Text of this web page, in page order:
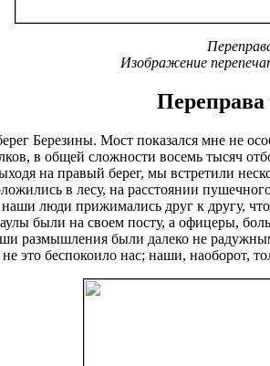
Изображение
Переправа
Березины. Мост показался мне не
в общей сложности восемь тысяч
на правый берег, мы встретили
в лесу, на расстоянии
люди прижимались друг к другу,
были на своем посту, а офицеры,
размышления были далеко не
это беспокоило нас; наши, наоборот,